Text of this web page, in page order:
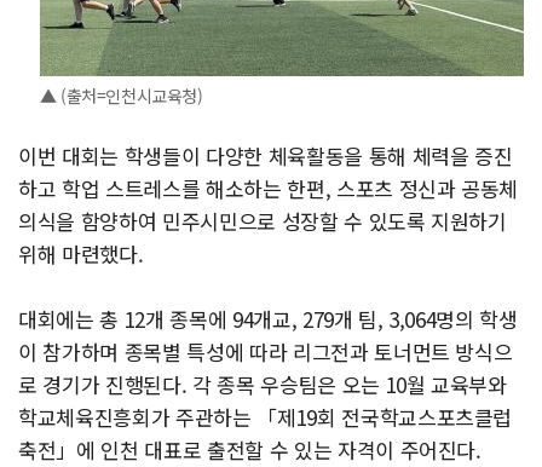
▲ (출처=인천시교육청)
이번 대회는 학생들이 다양한 체육활동을 통해 체력을 증진
하고 학업 스트레스를 해소하는 한편, 스포츠 정신과 공동체
의식을 함양하여 민주시민으로 성장할 수 있도록 지원하기
위해 마련했다.
대회에는 총 12개 종목에 94개교, 279개 팀, 3,064명의 학생
이 참가하며 종목별 특성에 따라 리그전과 토너먼트 방식으
로 경기가 진행된다. 각 종목 우승팀은 오는 10월 교육부와
학교체육진흥회가 주관하는 「제19회 전국학교스포츠클럽
축전」에 인천 대표로 출전할 수 있는 자격이 주어진다.